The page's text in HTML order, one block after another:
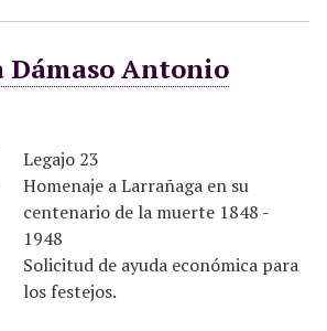
Dámaso Antonio
Legajo 23
Homenaje a Larrañaga en su
centenario de la muerte 1848 -
1948
Solicitud de ayuda económica para
los festejos.